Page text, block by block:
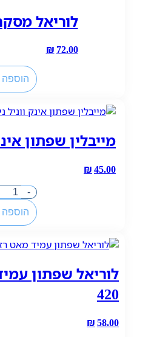
רזיזטנס
500
לוריאל
₪72.00
כמות
של
מסקרה
הוספה
מייבלין שפתון אינק
₪45.00
-
כמות
של
מייבלין
אינק
ניודס
105
הוספה
לוריאל שפתון
420
₪58.00